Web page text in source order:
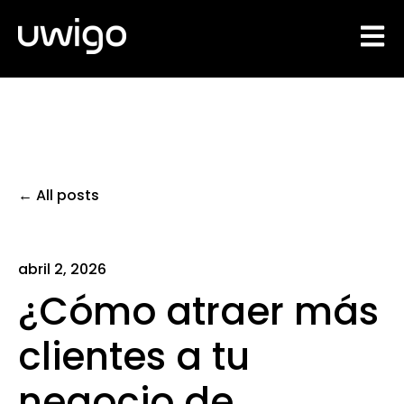
All posts
abril 2, 2026
¿Cómo atraer más
clientes a tu